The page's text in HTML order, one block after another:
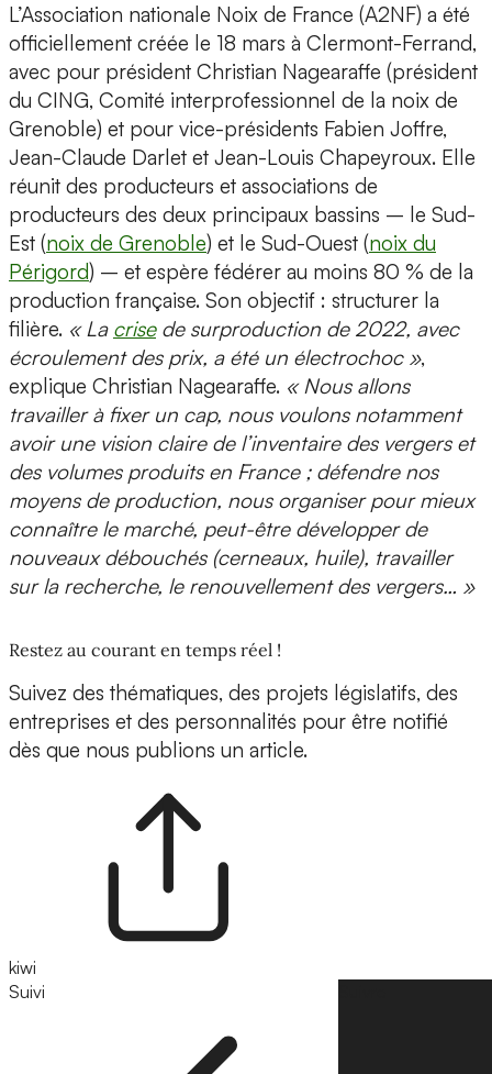
L’Association nationale Noix de France (A2NF) a été
officiellement créée le 18 mars à Clermont-Ferrand,
avec pour président Christian Nagearaffe (président
du CING, Comité interprofessionnel de la noix de
Grenoble) et pour vice-présidents Fabien Joffre,
Jean-Claude Darlet et Jean-Louis Chapeyroux. Elle
réunit des producteurs et associations de
producteurs des deux principaux bassins – le Sud-
Est (noix de Grenoble) et le Sud-Ouest (noix du
Périgord) – et espère fédérer au moins 80 % de la
production française. Son objectif : structurer la
filière. « La crisede surproduction de 2022, avec
écroulement des prix, a été un électrochoc »,
explique Christian Nagearaffe. « Nous allons
travailler à fixer un cap, nous voulons notamment
avoir une vision claire de l’inventaire des vergers et
des volumes produits en France ; défendre nos
moyens de production, nous organiser pour mieux
connaître le marché, peut-être développer de
nouveaux débouchés (cerneaux, huile), travailler
sur la recherche, le renouvellement des vergers… »
Restez au courant en temps réel !
Suivez des thématiques, des projets législatifs, des
entreprises et des personnalités pour être notifié
dès que nous publions un article.
kiwi
Suivi